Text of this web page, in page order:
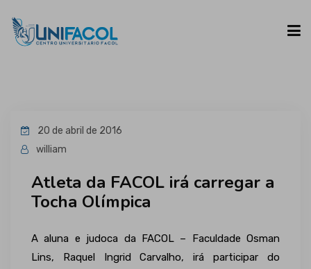
CURSOS
ESPAÇO DO ALUNO
CONTATO
20 de abril de 2016
william
Atleta da FACOL irá carregar a
Tocha Olímpica
A aluna e judoca da FACOL – Faculdade Osman
Lins, Raquel Ingrid Carvalho, irá participar do